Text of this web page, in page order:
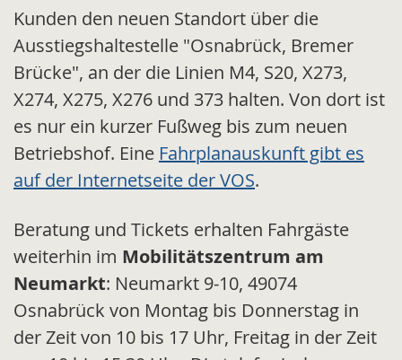
Kunden den neuen Standort über die
Ausstiegshaltestelle "Osnabrück, Bremer
Brücke", an der die Linien M4, S20, X273,
X274, X275, X276 und 373 halten. Von dort ist
es nur ein kurzer Fußweg bis zum neuen
Betriebshof. Eine Fahrplanauskunft gibt es
auf der Internetseite der VOS.
Beratung und Tickets erhalten Fahrgäste
weiterhin im Mobilitätszentrum am
Neumarkt: Neumarkt 9-10, 49074
Osnabrück von Montag bis Donnerstag in
der Zeit von 10 bis 17 Uhr, Freitag in der Zeit